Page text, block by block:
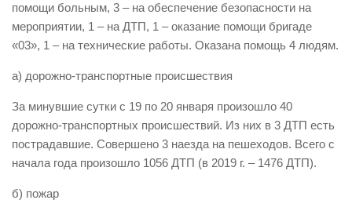
УГЗ рекомендует
Памятки населению
Как стать спасателем
Уголок гражданской обороны
Пресс-центр
помощи больным, 3 – на обеспечение безопасности на
мероприятии, 1 – на ДТП, 1 – оказание помощи бригаде
«03», 1 – на технические работы. Оказана помощь 4 людям.
а) дорожно-транспортные происшествия
За минувшие сутки с 19 по 20 января произошло 40
дорожно-транспортных происшествий. Из них в 3 ДТП есть
пострадавшие. Совершено 3 наезда на пешеходов. Всего с
начала года произошло 1056 ДТП (в 2019 г. – 1476 ДТП).
б) пожар